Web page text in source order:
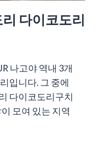
다이코도리
나고야 역내 3개
입니다. 그 중에
다이코도리구치
모여 있는 지역